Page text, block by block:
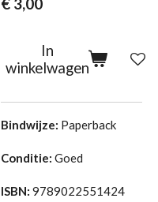
In
winkelwagen
Bindwijze: Paperback
Conditie: Goed
ISBN: 9789022551424